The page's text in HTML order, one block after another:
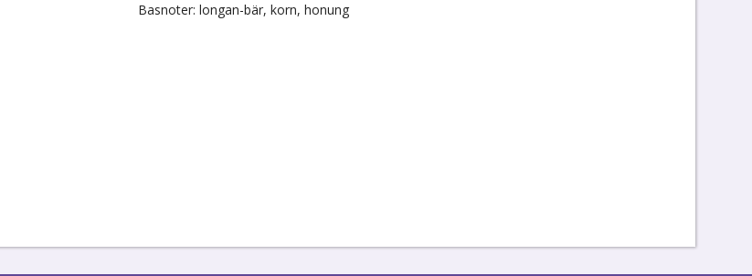
Basnoter: longan-bär, korn, honung